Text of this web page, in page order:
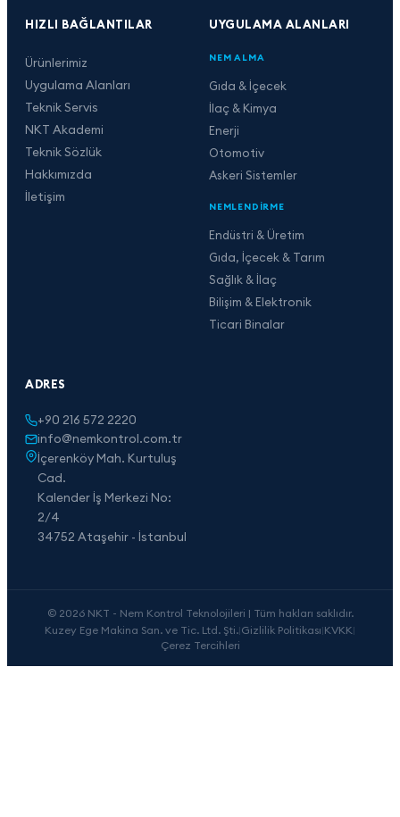
HIZLI BAĞLANTILAR
Ürünlerimiz
Uygulama Alanları
Teknik Servis
NKT Akademi
Teknik Sözlük
Hakkımızda
İletişim
UYGULAMA ALANLARI
NEM ALMA
Gıda & İçecek
İlaç & Kimya
Enerji
Otomotiv
Askeri Sistemler
NEMLENDIRME
Endüstri & Üretim
Gıda, İçecek & Tarım
Sağlık & İlaç
Bilişim & Elektronik
Ticari Binalar
ADRES
+90 216 572 2220
info@nemkontrol.com.tr
İçerenköy Mah. Kurtuluş
Cad.
Kalender İş Merkezi No:
2/4
34752 Ataşehir - İstanbul
© 2026 NKT - Nem Kontrol Teknolojileri | Tüm hakları saklıdır.
Kuzey Ege Makina San. ve Tic. Ltd. Şti.|Gizlilik Politikası|KVKK|
Çerez Tercihleri